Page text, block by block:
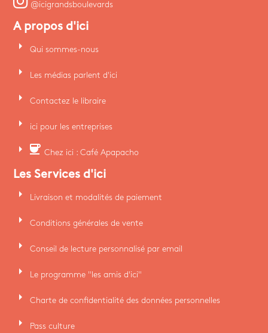
@icigrandsboulevards
A propos d'ici
arrow_right Qui sommes-nous
arrow_right Les médias parlent d'ici
arrow_right Contactez le libraire
arrow_right ici pour les entreprises
arrow_right coffee Chez ici : Café Apapacho
Les Services d'ici
arrow_right Livraison et modalités de paiement
arrow_right Conditions générales de vente
arrow_right Conseil de lecture personnalisé par email
arrow_right Le programme "les amis d'ici"
arrow_right Charte de confidentialité des données personnelles
arrow_right Pass culture